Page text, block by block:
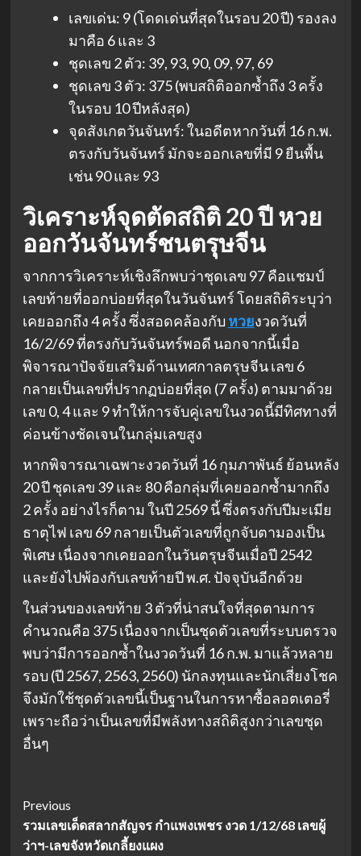
เลขเด่น: 9 (โดดเด่นที่สุดในรอบ 20 ปี) รองลง
มาคือ 6 และ 3
ชุดเลข 2 ตัว: 39, 93, 90, 09, 97, 69
ชุดเลข 3 ตัว: 375 (พบสถิติออกซ้ำถึง 3 ครั้ง
ในรอบ 10 ปีหลังสุด)
จุดสังเกตวันจันทร์: ในอดีตหากวันที่ 16 ก.พ.
ตรงกับวันจันทร์ มักจะออกเลขที่มี 9 ยืนพื้น
เช่น 90 และ 93
วิเคราะห์จุดตัดสถิติ 20 ปี หวย
ออกวันจันทร์ชนตรุษจีน
จากการวิเคราะห์เชิงลึกพบว่าชุดเลข 97 คือแชมป์
เลขท้ายที่ออกบ่อยที่สุดในวันจันทร์ โดยสถิติระบุว่า
เคยออกถึง 4 ครั้ง ซึ่งสอดคล้องกับหวยงวดวันที่
16/2/69 ที่ตรงกับวันจันทร์พอดี นอกจากนี้เมื่อ
พิจารณาปัจจัยเสริมด้านเทศกาลตรุษจีน เลข 6
กลายเป็นเลขที่ปรากฏบ่อยที่สุด (7 ครั้ง) ตามมาด้วย
เลข 0, 4 และ 9 ทำให้การจับคู่เลขในงวดนี้มีทิศทางที่
ค่อนข้างชัดเจนในกลุ่มเลขสูง
หากพิจารณาเฉพาะงวดวันที่ 16 กุมภาพันธ์ ย้อนหลัง
20 ปี ชุดเลข 39 และ 80 คือกลุ่มที่เคยออกซ้ำมากถึง
2 ครั้ง อย่างไรก็ตาม ในปี 2569 นี้ ซึ่งตรงกับปีมะเมีย
ธาตุไฟ เลข 69 กลายเป็นตัวเลขที่ถูกจับตามองเป็น
พิเศษ เนื่องจากเคยออกในวันตรุษจีนเมื่อปี 2542
และยังไปพ้องกับเลขท้ายปี พ.ศ. ปัจจุบันอีกด้วย
ในส่วนของเลขท้าย 3 ตัวที่น่าสนใจที่สุดตามการ
คำนวณคือ 375 เนื่องจากเป็นชุดตัวเลขที่ระบบตรวจ
พบว่ามีการออกซ้ำในงวดวันที่ 16 ก.พ. มาแล้วหลาย
รอบ (ปี 2567, 2563, 2560) นักลงทุนและนักเสี่ยงโชค
จึงมักใช้ชุดตัวเลขนี้เป็นฐานในการหาซื้อลอตเตอรี่
เพราะถือว่าเป็นเลขที่มีพลังทางสถิติสูงกว่าเลขชุด
อื่นๆ
Post
Navigation
Previous
รวมเลขเด็ดสลากสัญจร กำแพงเพชร งวด 1/12/68 เลขผู้
ว่าฯ-เลขจังหวัดเกลี้ยงแผง